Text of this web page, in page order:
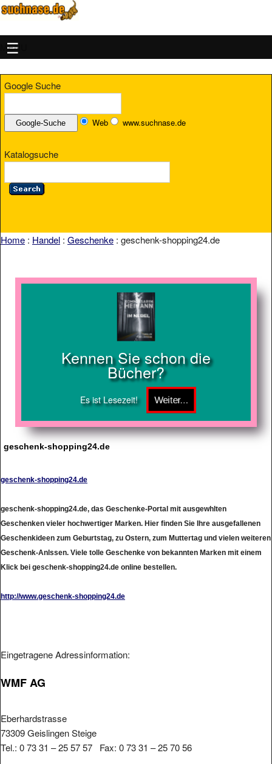
MENU
Google Suche
Web www.suchnase.de
Katalogsuche
Home : Handel : Geschenke : geschenk-shopping24.de
Kennen Sie schon die
Bücher?
Es ist Lesezeit!
geschenk-shopping24.de
geschenk-shopping24.de
geschenk-shopping24.de, das Geschenke-Portal mit ausgewhlten
Geschenken vieler hochwertiger Marken. Hier finden Sie Ihre ausgefallenen
Geschenkideen zum Geburtstag, zu Ostern, zum Muttertag und vielen weiteren
Geschenk-Anlssen. Viele tolle Geschenke von bekannten Marken mit einem
Klick bei geschenk-shopping24.de online bestellen.
http://www.geschenk-shopping24.de
Eingetragene Adressinformation:
WMF AG
Eberhardstrasse
73309 Geislingen Steige
Tel.: 0 73 31 – 25 57 57 Fax: 0 73 31 – 25 70 56